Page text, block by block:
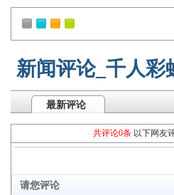
新闻评论_千人
最新评论
共评论0条 以下网友
请您评论